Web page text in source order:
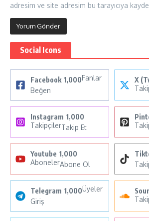
adresim ve site adresim bu tarayıcıya
Social Icons
Facebook 1,000Fanlar
Beğen
X
Instagram 1,000
TakipçilerTakip Et
Youtube 1,000
AbonelerAbone Ol
Telegram 1,000Üyeler
Giriş